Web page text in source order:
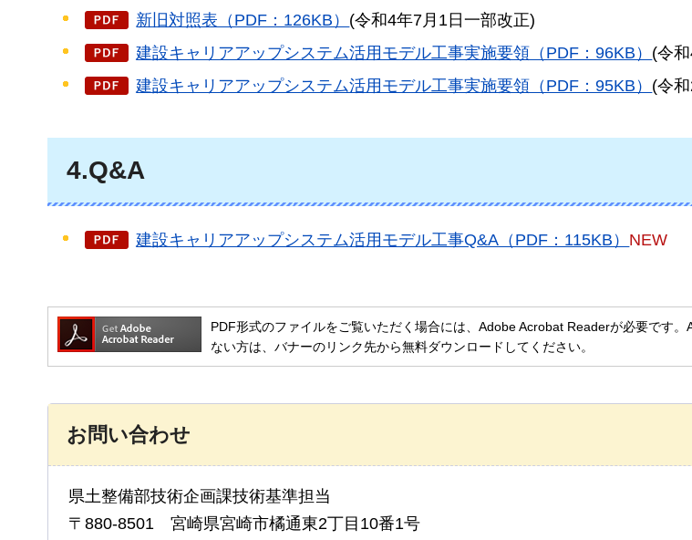
新旧対照表（PDF：126KB） (令和4年7月1日一部改正)
建設キャリアアップシステム活用モデル工事実施要領（PDF：96KB） (令
建設キャリアアップシステム活用モデル工事実施要領（PDF：95KB） (令和
4.Q&A
建設キャリアアップシステム活用モデル工事Q&A（PDF：115KB） NEW
PDF形式のファイルをご覧いただく場合には、Adobe Acrobat Readerが必要です
ない方は、バナーのリンク先から無料ダウンロードしてください。
お問い合わせ
県土整備部技術企画課技術基準担当
〒880-8501 宮崎県宮崎市橘通東2丁目10番1号